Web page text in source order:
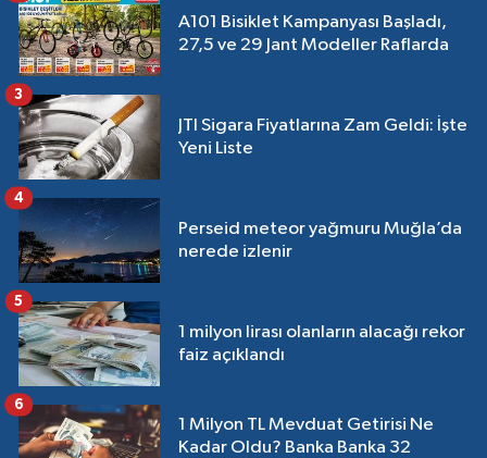
A101 Bisiklet Kampanyası Başladı,
27,5 ve 29 Jant Modeller Raflarda
JTI Sigara Fiyatlarına Zam Geldi: İşte
Yeni Liste
3
Perseid meteor yağmuru Muğla’da
nerede izlenir
4
1 milyon lirası olanların alacağı rekor
faiz açıklandı
5
1 Milyon TL Mevduat Getirisi Ne
Kadar Oldu? Banka Banka 32
6